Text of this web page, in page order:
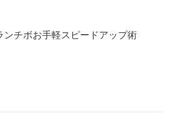
ンチボお手軽スピードアップ術